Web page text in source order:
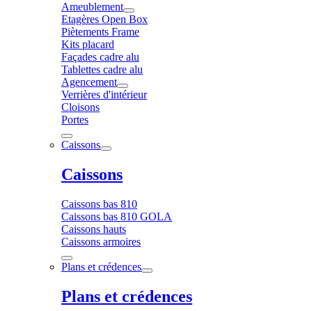
Ameublement
Etagères Open Box
Piètements Frame
Kits placard
Façades cadre alu
Tablettes cadre alu
Agencement
Verrières d'intérieur
Cloisons
Portes
Caissons
Caissons
Caissons bas 810
Caissons bas 810 GOLA
Caissons hauts
Caissons armoires
Plans et crédences
Plans et crédences